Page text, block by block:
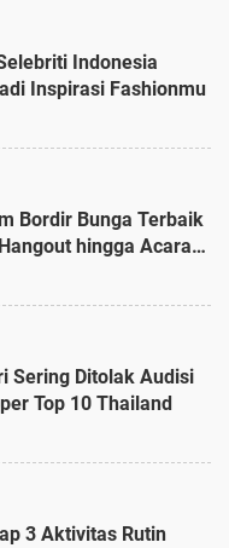
Indonesia
Inspirasi Fashionmu
Bordir Bunga Terbaik
hingga Acara
Sering Ditolak Audisi
Top 10 Thailand
3 Aktivitas Rutin